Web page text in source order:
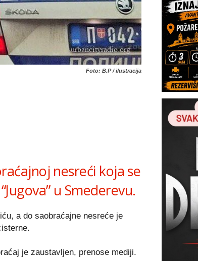
Foto: B.P / ilustracija
nesreći koja se
u Smederevu.
a do saobraćajne nesreće je
je zaustavljen, prenose mediji.